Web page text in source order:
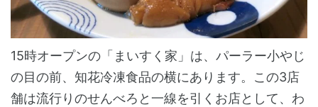
15時オープンの「まいすく家」は、パーラー小やじ
の目の前、知花冷凍食品の横にあります。この3店
舗は流行りのせんべろと一線を引くお店として、わ